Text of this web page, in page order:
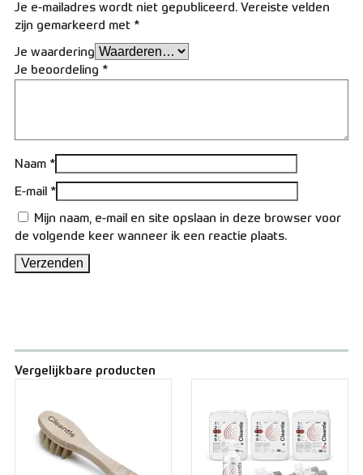
Je e-mailadres wordt niet gepubliceerd. Vereiste velden
zijn gemarkeerd met *
Je waardering
Je beoordeling *
Naam *
E-mail *
Mijn naam, e-mail en site opslaan in deze browser voor
de volgende keer wanneer ik een reactie plaats.
Vergelijkbare producten